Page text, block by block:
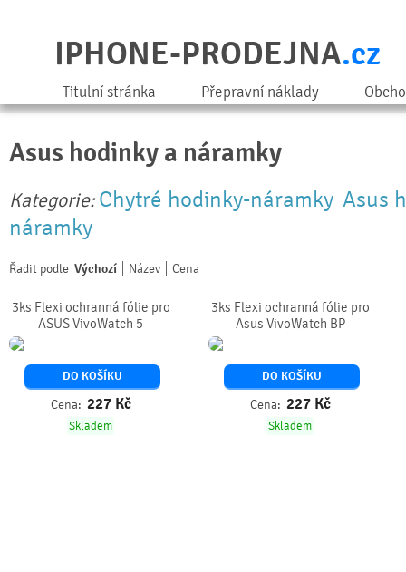
IPHONE-PRODEJNA.cz
Titulní stránka Přepravní náklady
Asus hodinky a náramky
Kategorie: Chytré hodinky-náramky Asus
náramky
Řadit podle Výchozí Název Cena
3ks Flexi ochranná fólie pro
ASUS VivoWatch 5
DO KOŠÍKU
Cena: 227 Kč
Skladem
3ks Flexi ochranná fólie pro
Asus VivoWatch BP
DO KOŠÍKU
Cena: 227 Kč
Skladem